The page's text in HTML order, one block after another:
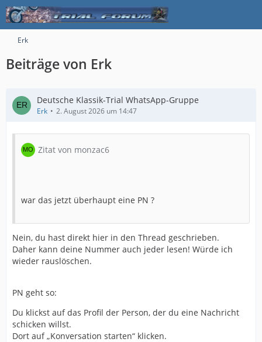
Erk
Beiträge von Erk
Deutsche Klassik-Trial WhatsApp-Gruppe
Erk 2. August 2026 um 14:47
Zitat von monzac6
war das jetzt überhaupt eine PN ?
Nein, du hast direkt hier in den Thread geschrieben.
Daher kann deine Nummer auch jeder lesen! Würde ich
wieder rauslöschen.
PN geht so:
Du klickst auf das Profil der Person, der du eine Nachricht
schicken willst.
Dort auf „Konversation starten“ klicken.